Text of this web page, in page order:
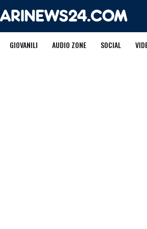
GIOVANILI AUDIO ZONE SOCIAL